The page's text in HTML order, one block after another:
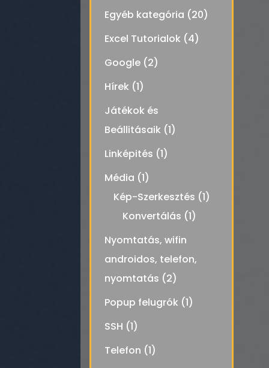
Egyéb kategória (20)
Excel Tutorialok (4)
Google (2)
Hírek (1)
Játékok és
Beállitásaik (1)
Linképités (1)
Média (1)
Kép-Szerkesztés (1)
Konvertálás (1)
Nyomtatás, wifin
androidos, telefon,
nyomtatás (2)
Popup felugrók (1)
SSH (1)
Telefon (1)